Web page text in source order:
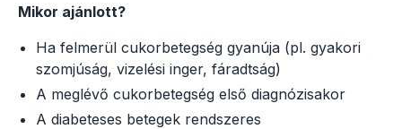
Mikor ajánlott?
Ha felmerül cukorbetegség gyanúja (pl. gyakori
szomjúság, vizelési inger, fáradtság)
A meglévő cukorbetegség első diagnózisakor
A diabeteses betegek rendszeres